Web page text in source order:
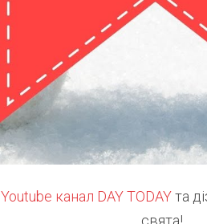
Youtube канал DAY TODAYта
свята!